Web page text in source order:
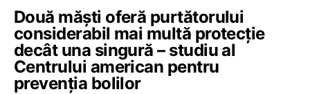
Două măști oferă purtătorului
considerabil mai multă protecție
decât una singură – studiu al
Centrului american pentru
prevenția bolilor